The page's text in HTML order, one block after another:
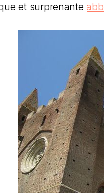
et surprenante